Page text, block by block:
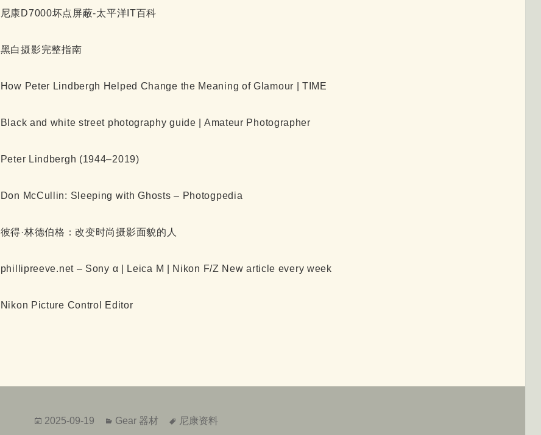
尼康D7000坏点屏蔽-太平洋IT百科
黑白摄影完整指南
How Peter Lindbergh Helped Change the Meaning of Glamour | TIME
Black and white street photography guide | Amateur Photographer
Peter Lindbergh (1944–2019)
Don McCullin: Sleeping with Ghosts – Photogpedia
彼得·林德伯格：改变时尚摄影面貌的人
phillipreeve.net – Sony α | Leica M | Nikon F/Z New article every week
Nikon Picture Control Editor
发
2025-09-19
分
Gear 器材
标
尼康资料